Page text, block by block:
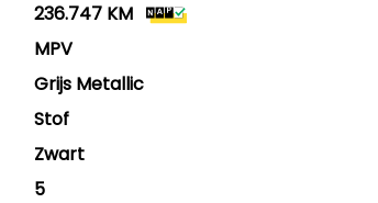
236.747 KM
MPV
Grijs Metallic
Stof
Zwart
5